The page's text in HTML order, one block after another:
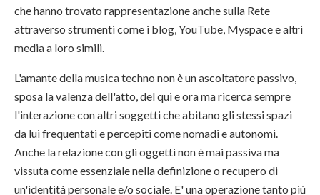
che hanno trovato rappresentazione anche sulla Rete
attraverso strumenti come i blog, YouTube, Myspace e altri
media a loro simili.
L'amante della musica techno non è un ascoltatore passivo,
sposa la valenza dell'atto, del qui e ora ma ricerca sempre
l'interazione con altri soggetti che abitano gli stessi spazi
da lui frequentati e percepiti come nomadi e autonomi.
Anche la relazione con gli oggetti non è mai passiva ma
vissuta come essenziale nella definizione o recupero di
un'identità personale e/o sociale. E' una operazione tanto più